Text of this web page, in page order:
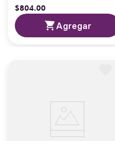
$804.00
Agregar